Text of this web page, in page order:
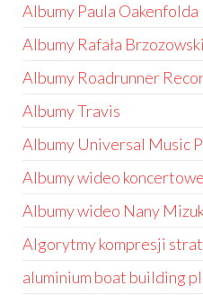
Albumy Paula Oakenfolda
Albumy Rafała
Albumy Roadrunner
Albumy Travis
Albumy Universal Music
Albumy wideo koncertowe
Albumy wideo Nany
Algorytmy kompresji
aluminium boat building